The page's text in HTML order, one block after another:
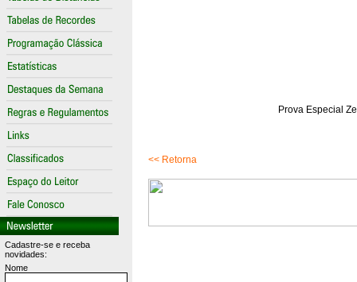
Cadastre-se e receba
novidades:
Nome
Prova Especial
<< Retorna